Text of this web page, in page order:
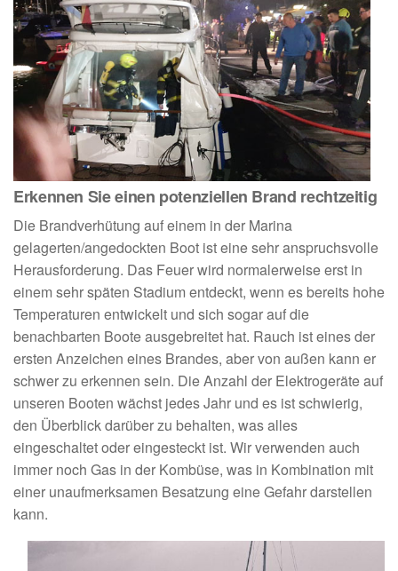
Erkennen Sie einen potenziellen Brand rechtzeitig
Die Brandverhütung auf einem in der Marina
gelagerten/angedockten Boot ist eine sehr anspruchsvolle
Herausforderung. Das Feuer wird normalerweise erst in
einem sehr späten Stadium entdeckt, wenn es bereits hohe
Temperaturen entwickelt und sich sogar auf die
benachbarten Boote ausgebreitet hat. Rauch ist eines der
ersten Anzeichen eines Brandes, aber von außen kann er
schwer zu erkennen sein. Die Anzahl der Elektrogeräte auf
unseren Booten wächst jedes Jahr und es ist schwierig,
den Überblick darüber zu behalten, was alles
eingeschaltet oder eingesteckt ist. Wir verwenden auch
immer noch Gas in der Kombüse, was in Kombination mit
einer unaufmerksamen Besatzung eine Gefahr darstellen
kann.